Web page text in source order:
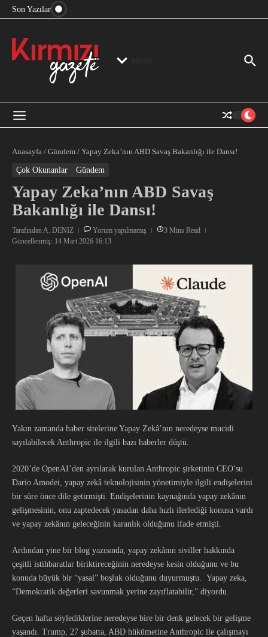
İçeriğe atla
Son Yazılar
“Mutlak Butlan” ve Bir Kez Daha Rejimin “Kendinden
Anasayfa / Gündem / Yapay Zeka’nın ABD Savaş Bakanlığı ile Dansı!
Çok Okunanlar Gündem
Yapay Zeka’nın ABD Savaş
Bakanlığı ile Dansı!
TarafındanA. DENIZ Yorum yapılmamış
3 Mins Read
Güncellenmiş: 14 Mart 2026 16:13
Yakın zamanda haber sitelerine Yapay Zekâ’nın neredeyse mucidi
sayılabilecek Anthropic ile ilgili bazı haberler düştü.
2020’de OpenAI’den ayrılarak kurulan Anthropic şirketinin CEO’su
Dario Amodei, yapay zekâ teknolojisinin yönetimiyle ilgili endişelerini
bir süre önce dile getirmişti. Endişelerinin kaynağında yapay zekânın
gelişmesinin, onu zaptedecek yasadan daha hızlı ilerlediği konusu vardı
ve yapay zekânın geleceğinin karanlık olduğunu ifade etmişti.
Ardından yine bir blog yazısında, yapay zekânın siviller hakkında
çeşitli istihbaratlar biriktireceğinin neredeyse kesin olduğunu ve bu
konuda büyük bir “yasal” boşluk olduğunu duyurmuştu. Yapay zeka,
“Demokratik değerleri savunmak yerine zayıflatabilir,” diyordu.
Geçen hafta söylediklerine neredeyse bire bir denk gelecek bir gelişme
yaşandı. Trump, 27 şubatta, ABD hükümetine Anthropic ile çalışmayı